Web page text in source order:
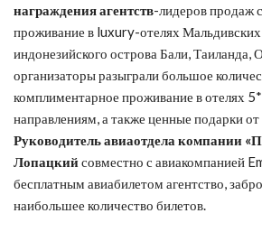
награждения агентств-лидеров продаж
проживание в luxury-отелях
индонезийского острова Бали, Таиланда,
организаторы разыграли большое
комплиментарное проживание в отелях
направлениям, а также ценные подарки
Руководитель авиаотдела компании
Лопацкийсовместно с авиакомпанией
бесплатным авиабилетом агентство,
наибольшее количество билетов.